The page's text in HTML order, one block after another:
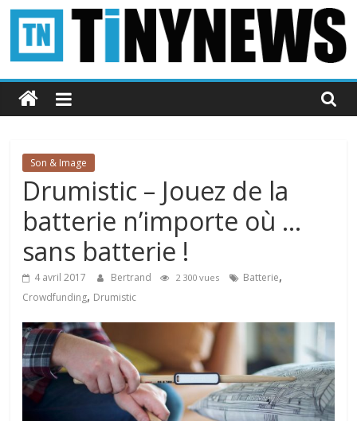
Passer
contenu
Tinynews
Le
belge
connecté
Son & Image
Drumistic – Jouez de la
batterie n’importe où …
sans batterie !
4 avril 2017 Bertrand 2 300 vues Batterie,
Crowdfunding, Drumistic